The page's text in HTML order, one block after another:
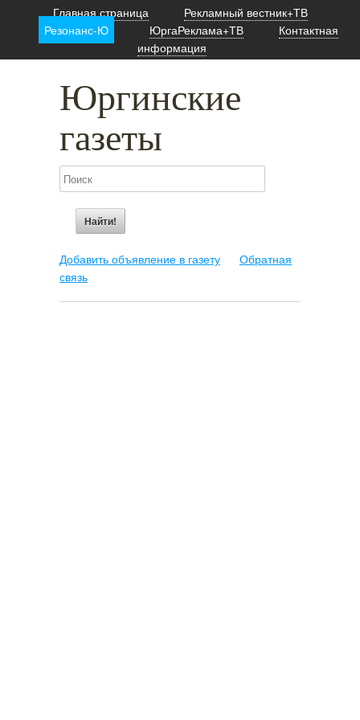
Главная страница
Рекламный вестник+ТВ
Резонанс-Ю
ЮргаРеклама+ТВ
Контактная
информация
Юргинские
газеты
Добавить объявление в газету
Обратная
связь